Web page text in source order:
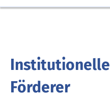
Institutionelle
Förderer